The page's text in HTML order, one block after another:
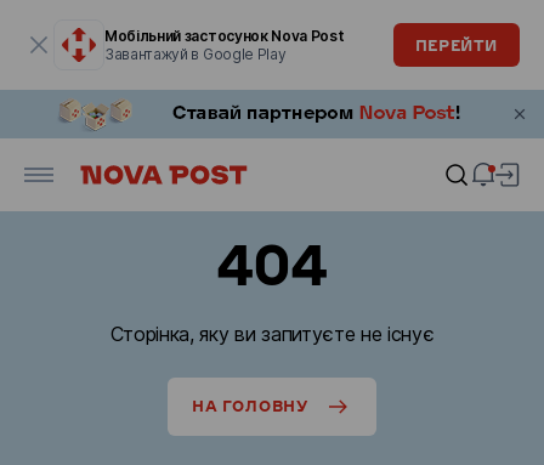
Мобільний застосунок Nova Post
Завантажуй в Google Play
ПЕРЕЙТИ
404
Сторінка, яку ви запитуєте не існує
НА ГОЛОВНУ